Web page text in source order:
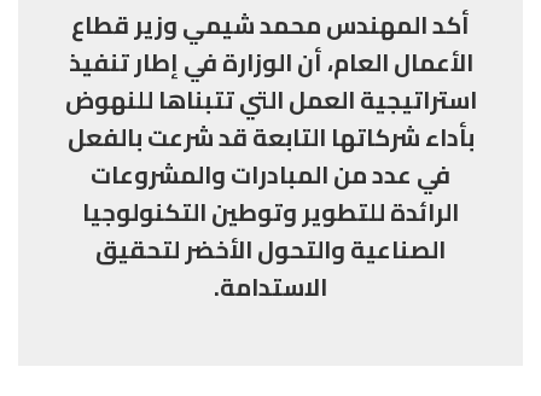
أكد المهندس محمد شيمي وزير قطاع
الأعمال العام، أن الوزارة في إطار تنفيذ
استراتيجية العمل التي تتبناها للنهوض
بأداء شركاتها التابعة قد شرعت بالفعل
في عدد من المبادرات والمشروعات
الرائدة للتطوير وتوطين التكنولوجيا
الصناعية والتحول الأخضر لتحقيق
الاستدامة.